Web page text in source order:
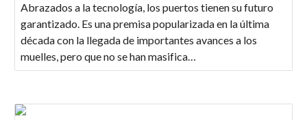
Abrazados a la tecnología, los puertos tienen su futuro
garantizado. Es una premisa popularizada en la última
década con la llegada de importantes avances a los
muelles, pero que no se han masifica…